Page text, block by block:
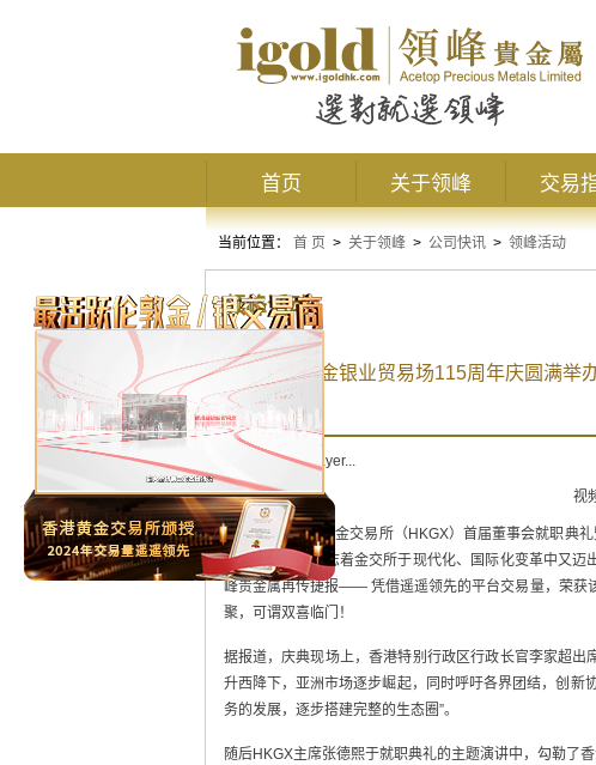
首页 关于领峰 交易
当前位置： 首 页 > 关于领峰 > 公司快讯 > 领峰活动
领峰活动
双喜临门！金银业贸易场115周年庆圆满举
Loading the player...
视
7月18日，香港黄金交易所（HKGX）首届董事会就职典
愿景的盛事，标志着金交所于现代化、国际化变革中又
峰贵金属再传捷报—— 凭借遥遥领先的平台交易量，荣获
聚，可谓双喜临门！
据报道，庆典现场上，香港特别行政区行政长官李家超
升西降下，亚洲市场逐步崛起，同时呼吁各界团结，创新
务的发展，逐步搭建完整的生态圈”。
随后HKGX主席张德熙于就职典礼的主题演讲中，勾勒了